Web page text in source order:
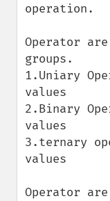
operation.
Operator
groups.
1.Uniary
values
2.Binary
values
3.ternary
values
Operator